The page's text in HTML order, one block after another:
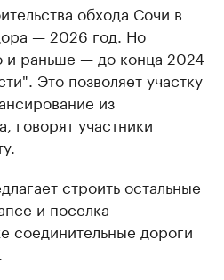
обхода Сочи в
— 2026 год. Но
и раньше — до конца 2024
Это позволяет участку
из
говорят участники
строить остальные
и поселка
соединительные дороги